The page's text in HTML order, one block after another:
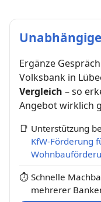
Ergänze
Volksbank in
Vergleich – so
Angebot wirklich
📑 Unterstützung
KfW-Förderung
⏱ Schnelle
mehrerer